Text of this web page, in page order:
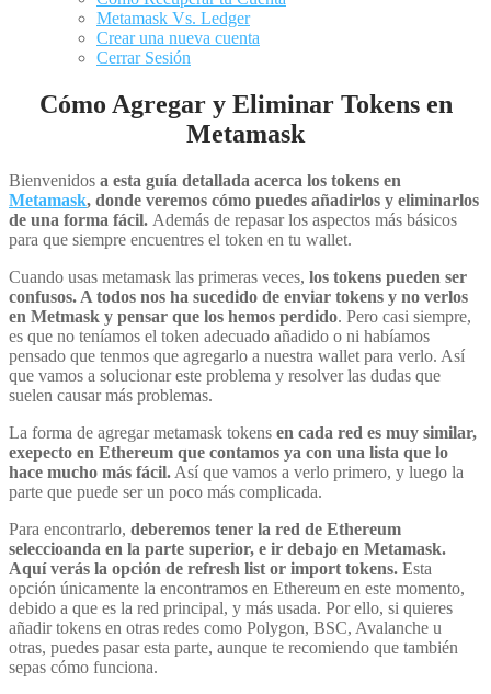
Metamask Vs. Ledger
Crear una nueva cuenta
Cerrar Sesión
Cómo Agregar y Eliminar Tokens en
Metamask
Bienvenidos a esta guía detallada acerca los tokens en
Metamask, donde veremos cómo puedes añadirlos y eliminarlos
de una forma fácil. Además de repasar los aspectos más básicos
para que siempre encuentres el token en tu wallet.
Cuando usas metamask las primeras veces, los tokens pueden ser
confusos. A todos nos ha sucedido de enviar tokens y no verlos
en Metmask y pensar que los hemos perdido. Pero casi siempre,
es que no teníamos el token adecuado añadido o ni habíamos
pensado que tenmos que agregarlo a nuestra wallet para verlo. Así
que vamos a solucionar este problema y resolver las dudas que
suelen causar más problemas.
La forma de agregar metamask tokens en cada red es muy similar,
exepecto en Ethereum que contamos ya con una lista que lo
hace mucho más fácil. Así que vamos a verlo primero, y luego la
parte que puede ser un poco más complicada.
Para encontrarlo, deberemos tener la red de Ethereum
seleccioanda en la parte superior, e ir debajo en Metamask.
Aquí verás la opción de refresh list or import tokens. Esta
opción únicamente la encontramos en Ethereum en este momento,
debido a que es la red principal, y más usada. Por ello, si quieres
añadir tokens en otras redes como Polygon, BSC, Avalanche u
otras, puedes pasar esta parte, aunque te recomiendo que también
sepas cómo funciona.